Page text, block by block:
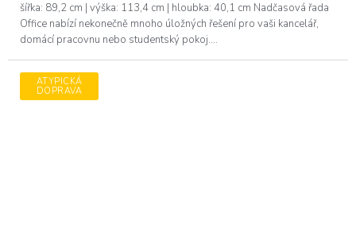
šířka: 89,2 cm | výška: 113,4 cm | hloubka: 40,1 cm Nadčasová řada
Office nabízí nekonečně mnoho úložných řešení pro vaši kancelář,
domácí pracovnu nebo studentský pokoj....
ATYPICKÁ
DOPRAVA